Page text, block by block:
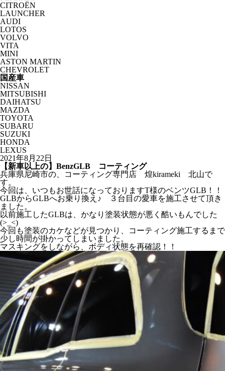
CITROËN
LAUNCHER
AUDI
LOTOS
VOLVO
VITA
MINI
ASTON MARTIN
CHEVROLET
国産車
NISSAN
MITSUBISHI
DAIHATSU
MAZDA
TOYOTA
SUBARU
SUZUKI
HONDA
LEXUS
2021年8月22日
【新車以上の】BenzGLB コーティング
兵庫県尼崎市の、コーティング専門店 煌kirameki 北山で
す。
今回は、いつもお世話になっておりますT様のベンツGLB！！
GLBからGLBへお乗り換え♪ ３台目の愛車を施工させて頂き
ました。
以前施工したGLBは、かなり塗装状態が悪く酷いもんでした
(>_<)
今回も塗装のカケなどが見つかり、コーティング施工するまで
少し時間が掛かってしまいました。
マスキングをしながら、ボディ状態を再確認！！